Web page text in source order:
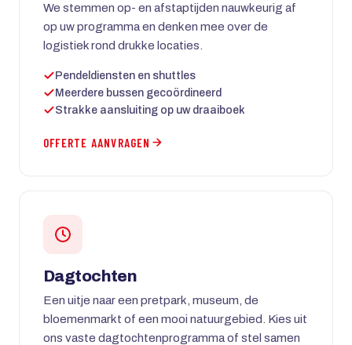
We stemmen op- en afstaptijden nauwkeurig af
op uw programma en denken mee over de
logistiek rond drukke locaties.
Pendeldiensten en shuttles
Meerdere bussen gecoördineerd
Strakke aansluiting op uw draaiboek
OFFERTE AANVRAGEN
Dagtochten
Een uitje naar een pretpark, museum, de
bloemenmarkt of een mooi natuurgebied. Kies uit
ons vaste dagtochtenprogramma of stel samen